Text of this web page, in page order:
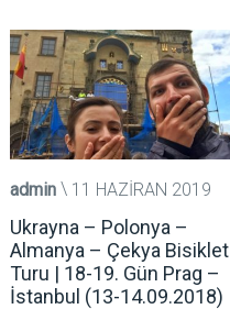
admin 11 HAZIRAN 2019
Ukrayna – Polonya –
Almanya – Çekya Bisiklet
Turu | 18-19. Gün Prag –
İstanbul (13-14.09.2018)